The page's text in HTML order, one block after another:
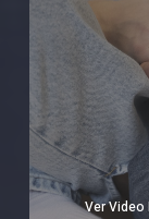
Ver Video